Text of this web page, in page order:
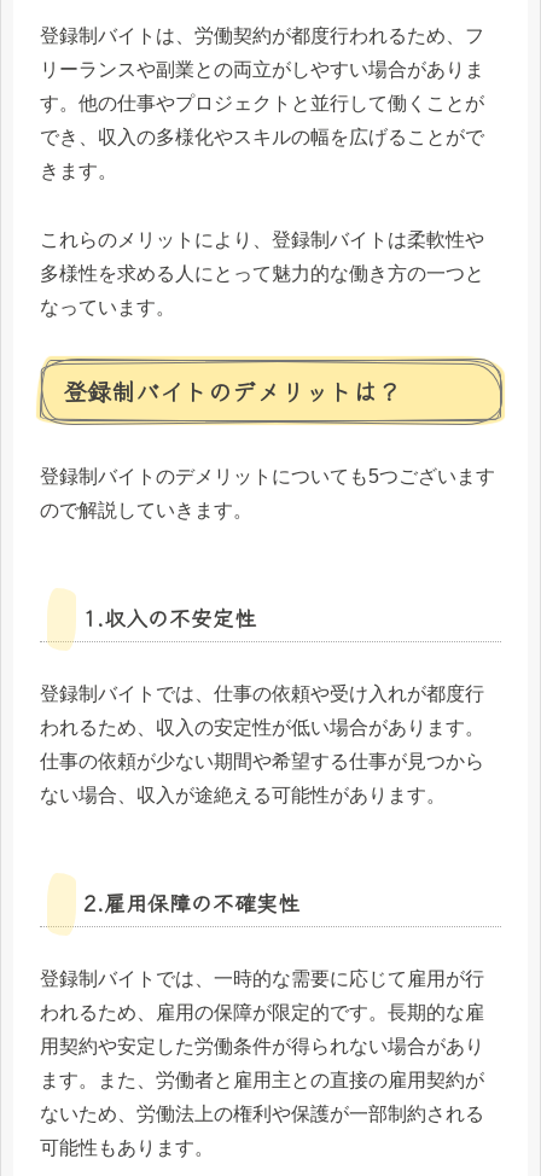
登録制バイトは、労働契約が都度行われるため、フ
リーランスや副業との両立がしやすい場合がありま
す。他の仕事やプロジェクトと並行して働くことが
でき、収入の多様化やスキルの幅を広げることがで
きます。
これらのメリットにより、登録制バイトは柔軟性や
多様性を求める人にとって魅力的な働き方の一つと
なっています。
登録制バイトのデメリットは？
登録制バイトのデメリットについても5つございます
ので解説していきます。
1.収入の不安定性
登録制バイトでは、仕事の依頼や受け入れが都度行
われるため、収入の安定性が低い場合があります。
仕事の依頼が少ない期間や希望する仕事が見つから
ない場合、収入が途絶える可能性があります。
2.雇用保障の不確実性
登録制バイトでは、一時的な需要に応じて雇用が行
われるため、雇用の保障が限定的です。長期的な雇
用契約や安定した労働条件が得られない場合があり
ます。また、労働者と雇用主との直接の雇用契約が
ないため、労働法上の権利や保護が一部制約される
可能性もあります。